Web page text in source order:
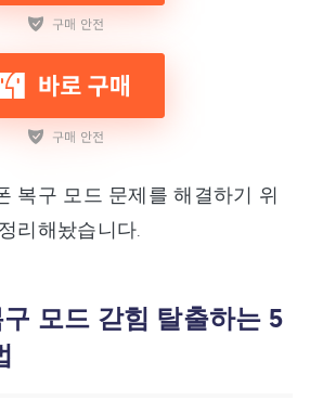
복구 모드 문제를 해결하기 위
리해놨습니다.
모드 갇힘 탈출하는 5